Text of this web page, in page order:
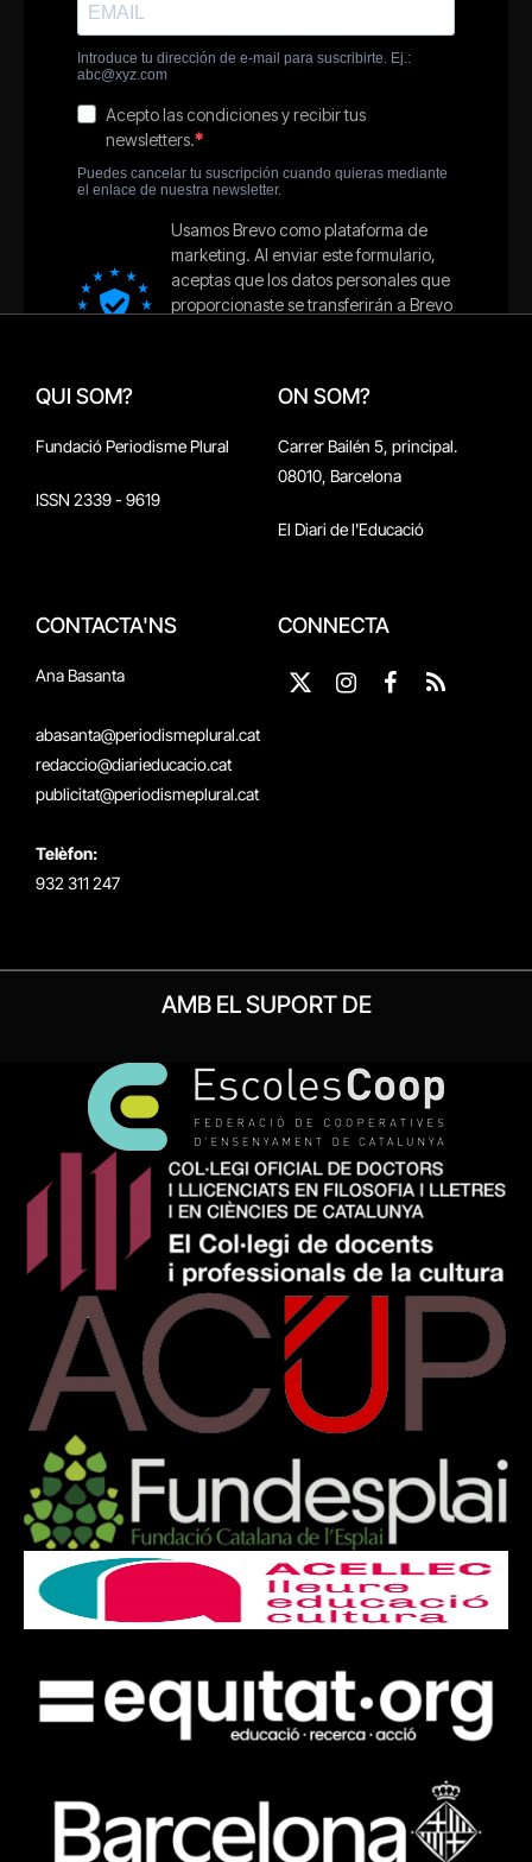
QUI SOM?
Fundació Periodisme Plural
ISSN 2339 - 9619
ON SOM?
Carrer Bailén 5, principal.
08010, Barcelona
El Diari de l'Educació
CONTACTA'NS
Ana Basanta
abasanta@periodismeplural.cat
redaccio@diarieducacio.cat
publicitat@periodismeplural.cat
Telèfon:
932 311 247
CONNECTA
X
Instagram
Facebook
RSS
AMB EL SUPORT DE